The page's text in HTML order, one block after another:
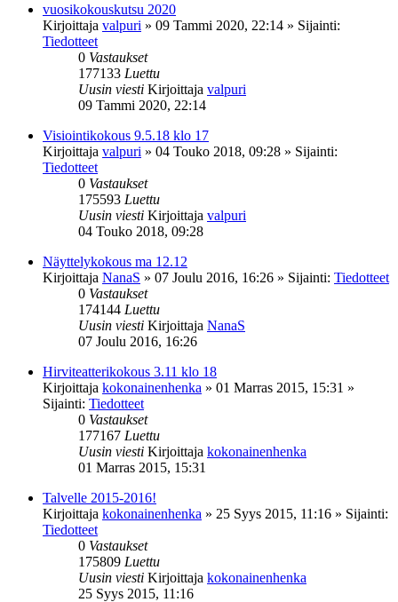
vuosikokouskutsu 2020
Kirjoittaja valpuri » 09 Tammi 2020, 22:14 » Sijainti:
Tiedotteet
0 Vastaukset
177133 Luettu
Uusin viesti Kirjoittaja valpuri
09 Tammi 2020, 22:14
Visiointikokous 9.5.18 klo 17
Kirjoittaja valpuri » 04 Touko 2018, 09:28 » Sijainti:
Tiedotteet
0 Vastaukset
175593 Luettu
Uusin viesti Kirjoittaja valpuri
04 Touko 2018, 09:28
Näyttelykokous ma 12.12
Kirjoittaja NanaS » 07 Joulu 2016, 16:26 » Sijainti: Tiedotteet
0 Vastaukset
174144 Luettu
Uusin viesti Kirjoittaja NanaS
07 Joulu 2016, 16:26
Hirviteatterikokous 3.11 klo 18
Kirjoittaja kokonainenhenka » 01 Marras 2015, 15:31 »
Sijainti: Tiedotteet
0 Vastaukset
177167 Luettu
Uusin viesti Kirjoittaja kokonainenhenka
01 Marras 2015, 15:31
Talvelle 2015-2016!
Kirjoittaja kokonainenhenka » 25 Syys 2015, 11:16 » Sijainti:
Tiedotteet
0 Vastaukset
175809 Luettu
Uusin viesti Kirjoittaja kokonainenhenka
25 Syys 2015, 11:16